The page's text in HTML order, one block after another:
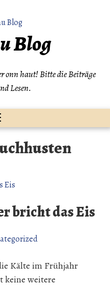
Blog
onn haut! Bitte die Beiträge
Lesen.
bricht das Eis
Kälte im Frühjahr
keine weitere